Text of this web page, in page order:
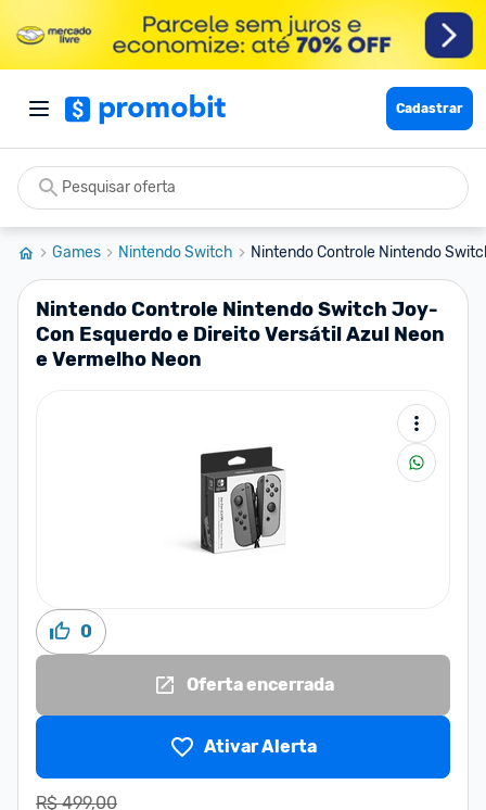
Cadastrar
Games Nintendo Switch Nintendo Controle Nintendo
Nintendo Controle Nintendo Switch Joy-
Con Esquerdo e Direito Versátil Azul Neon
e Vermelho Neon
0
Oferta encerrada
Ativar Alerta
R$ 499,00